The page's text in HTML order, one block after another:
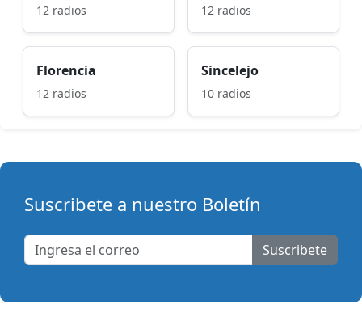
12 radios 12 radios
Florencia
12 radios
Sincelejo
10 radios
Suscribete a nuestro Boletín
Suscribete